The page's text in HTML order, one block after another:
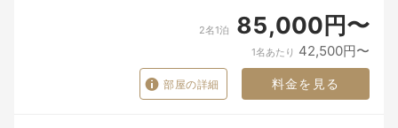
その時間こそが、あとになって心に残るのではないでしょうか。
山の恵みがあります。
里で育てられた旬の食材があります。
2名1泊 85,000円〜
1名あたり 42,500円〜
部屋の詳細 料金を見る